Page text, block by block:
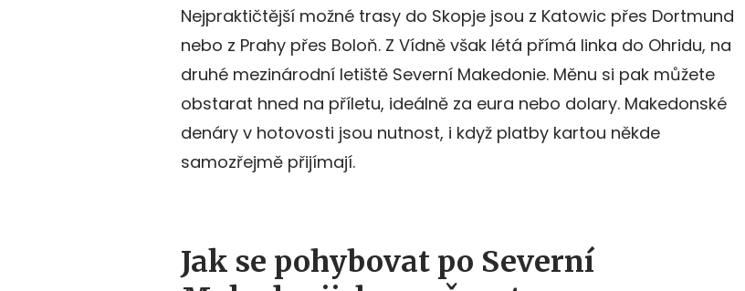
Nejpraktičtější možné trasy do Skopje jsou z Katowic přes Dortmund
nebo z Prahy přes Boloň. Z Vídně však létá přímá linka do Ohridu, na
druhé mezinárodní letiště Severní Makedonie. Měnu si pak můžete
obstarat hned na příletu, ideálně za eura nebo dolary. Makedonské
denáry v hotovosti jsou nutnost, i když platby kartou někde
samozřejmě přijímají.
Jak se pohybovat po Severní